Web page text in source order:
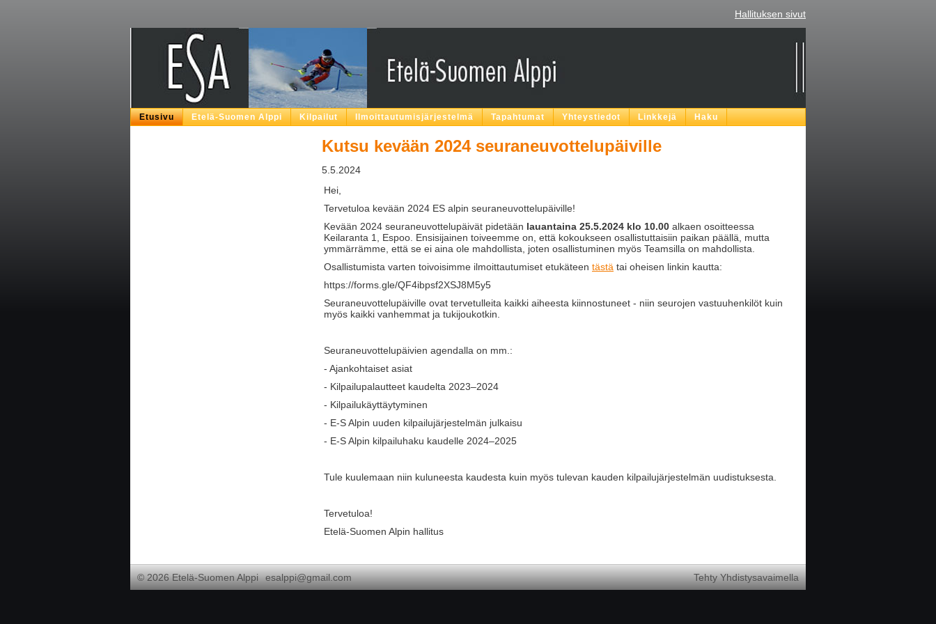
Hallituksen sivut
Etusivu Etelä-Suomen Alppi Kilpailut Ilmoittautumisjärjestelmä Tapahtumat Yhteystiedot Linkkejä Haku
Kutsu kevään 2024 seuraneuvottelupäiville
5.5.2024
Hei,
Tervetuloa kevään 2024 ES alpin seuraneuvottelupäiville!
Kevään 2024 seuraneuvottelupäivät pidetään lauantaina 25.5.2024 klo 10.00 alkaen osoitteessa
Keilaranta 1, Espoo. Ensisijainen toiveemme on, että kokoukseen osallistuttaisiin paikan päällä, mutta
ymmärrämme, että se ei aina ole mahdollista, joten osallistuminen myös Teamsilla on mahdollista.
Osallistumista varten toivoisimme ilmoittautumiset etukäteen tästä tai oheisen linkin kautta:
https://forms.gle/QF4ibpsf2XSJ8M5y5
Seuraneuvottelupäiville ovat tervetulleita kaikki aiheesta kiinnostuneet - niin seurojen vastuuhenkilöt kuin
myös kaikki vanhemmat ja tukijoukotkin.
Seuraneuvottelupäivien agendalla on mm.:
- Ajankohtaiset asiat
- Kilpailupalautteet kaudelta 2023–2024
- Kilpailukäyttäytyminen
- E-S Alpin uuden kilpailujärjestelmän julkaisu
- E-S Alpin kilpailuhaku kaudelle 2024–2025
Tule kuulemaan niin kuluneesta kaudesta kuin myös tulevan kauden kilpailujärjestelmän uudistuksesta.
Tervetuloa!
Etelä-Suomen Alpin hallitus
Tehty Yhdistysavaimella
©2026 Etelä-Suomen Alppi esalppi@gmail.com